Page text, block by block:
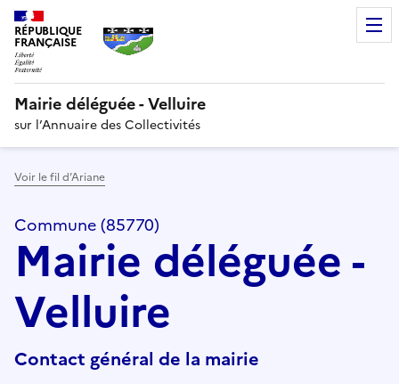
RÉPUBLIQUE
FRANÇAISE
Mairie déléguée - Velluire
sur l’Annuaire des Collectivités
Voir le fil d’Ariane
Commune (85770)
Mairie déléguée -
Velluire
Contact général de la mairie